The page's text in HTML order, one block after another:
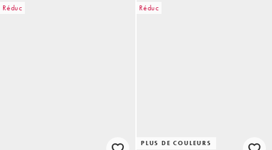
Réduc Réduc
PLUS DE COULEURS